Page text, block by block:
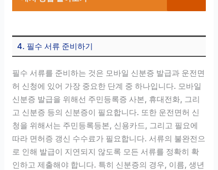
4. 필수 서류 준비하기
필수 서류를 준비하는 것은 모바일 신분증 발급과 운전면
허 신청에 있어 가장 중요한 단계 중 하나입니다. 모바일
신분증 발급을 위해선 주민등록증 사본, 휴대전화, 그리
고 신분증 등의 신분증이 필요합니다. 또한 운전면허 신
청을 위해서는 주민등록등본, 신용카드, 그리고 필요에
따라 면허증 갱신 수수료가 필요합니다. 서류의 불완전으
로 인해 발급이 지연되지 않도록 모든 서류를 정확히 확
인하고 제출해야 합니다. 특히 신분증의 경우, 이름, 생년